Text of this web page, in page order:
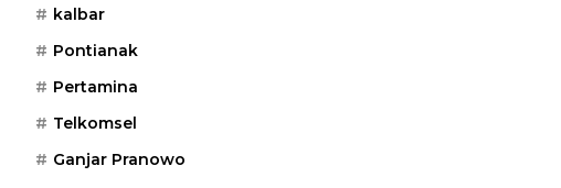
kalbar
Pontianak
Pertamina
Telkomsel
Ganjar Pranowo